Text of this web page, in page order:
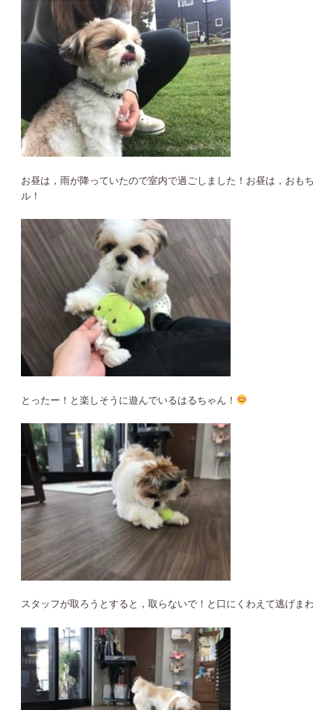
お昼は，雨が降っていたので室内で過ごしました！お昼は，おも
ル！
とったー！と楽しそうに遊んでいるはるちゃん！
スタッフが取ろうとすると，取らないで！と口にくわえて逃げま